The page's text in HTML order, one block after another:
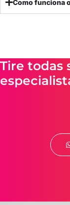
Como funciona
Tire todas